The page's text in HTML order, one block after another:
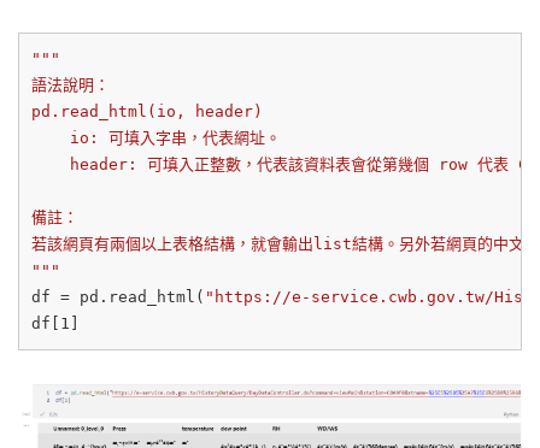
"""
語法說明：
pd.read_html(io, header)
    io: 可填入字串，代表網址。
header: 可填入正整數，代表該資料表會從第幾個 row 代表
備註：
若該網頁有兩個以上表格結構，就會輸出list結構。另外若網頁的中文
"""
df = pd.read_html( "https://e-service.cwb.gov.tw/
df[ 1